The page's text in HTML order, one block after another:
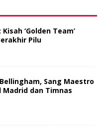
‘Golden Team’
Pilu
Sang Maestro
Madrid dan Timnas